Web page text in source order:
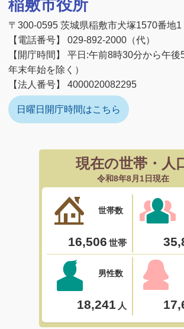
稲敷市役所
〒300-0595 茨城県稲敷市犬塚1570番地1
【電話番号】 029-892-2000（代）
【開庁時間】 平日:午前8時30分から午後
年末年始を除く）
【法人番号】 4000020082295
日曜日開庁時間はこちら